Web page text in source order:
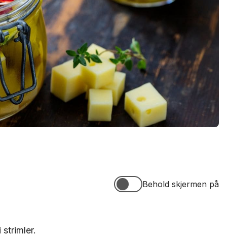
Behold skjermen på
Behold skjermen på